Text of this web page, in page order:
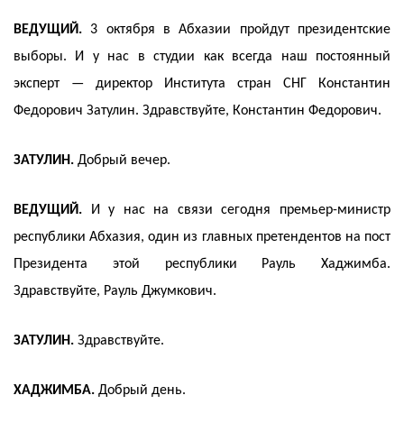
ВЕДУЩИЙ. 3 октября в Абхазии пройдут президентские
выборы. И у нас в студии как всегда наш постоянный
эксперт — директор Института стран СНГ Константин
Федорович Затулин. Здравствуйте, Константин Федорович.
ЗАТУЛИН. Добрый вечер.
ВЕДУЩИЙ.
И у нас на связи сегодня премьер-министр
республики Абхазия, один из главных претендентов на пост
Президента этой республики Рауль Хаджимба.
Здравствуйте, Рауль Джумкович.
ЗАТУЛИН. Здравствуйте.
ХАДЖИМБА. Добрый день.